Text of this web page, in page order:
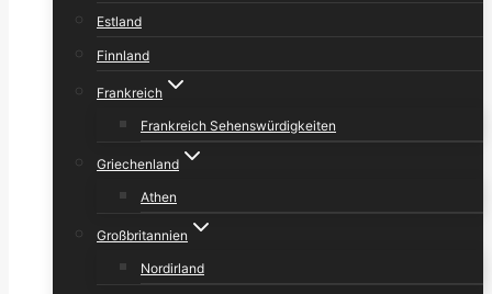
Estland
Finnland
Frankreich
Frankreich Sehenswürdigkeiten
Griechenland
Athen
Großbritannien
Nordirland